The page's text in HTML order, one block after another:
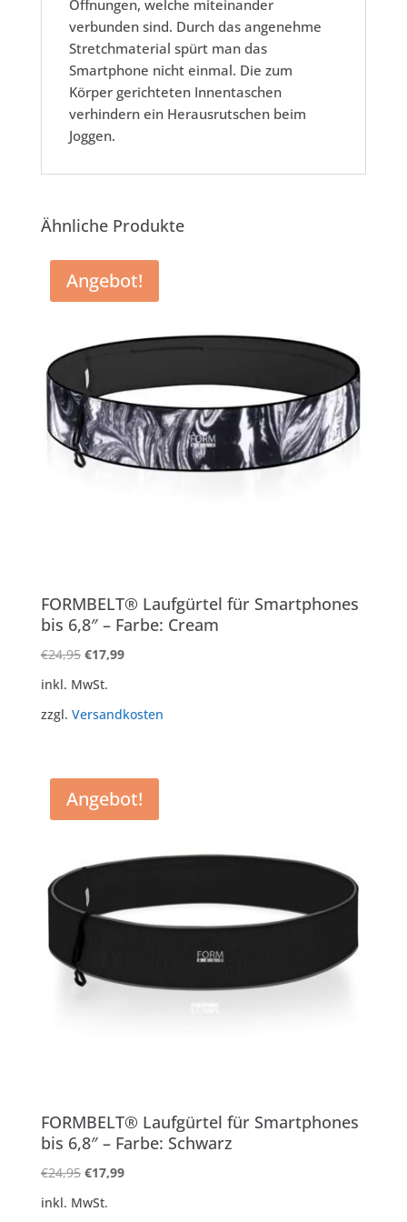
Öffnungen, welche miteinander
verbunden sind. Durch das angenehme
Stretchmaterial spürt man das
Smartphone nicht einmal. Die zum
Körper gerichteten Innentaschen
verhindern ein Herausrutschen beim
Joggen.
Ähnliche Produkte
Angebot!
FORMBELT® Laufgürtel für Smartphones
bis 6,8″ – Farbe: Cream
€24,95 Ursprünglicher
war:
€24,95
€17,99Aktueller
€17,99.
inkl. MwSt.
zzgl. Versandkosten
Angebot!
FORMBELT® Laufgürtel für Smartphones
bis 6,8″ – Farbe: Schwarz
€24,95 Ursprünglicher
war:
€17,99Aktueller
inkl. MwSt.